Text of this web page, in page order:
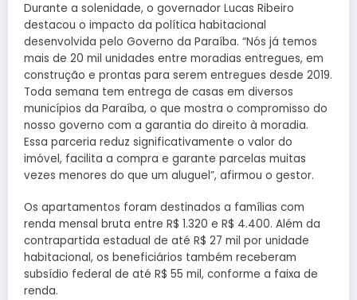
Durante a solenidade, o governador Lucas Ribeiro
destacou o impacto da política habitacional
desenvolvida pelo Governo da Paraíba. “Nós já temos
mais de 20 mil unidades entre moradias entregues, em
construção e prontas para serem entregues desde 2019.
Toda semana tem entrega de casas em diversos
municípios da Paraíba, o que mostra o compromisso do
nosso governo com a garantia do direito à moradia.
Essa parceria reduz significativamente o valor do
imóvel, facilita a compra e garante parcelas muitas
vezes menores do que um aluguel”, afirmou o gestor.
Os apartamentos foram destinados a famílias com
renda mensal bruta entre R$ 1.320 e R$ 4.400. Além da
contrapartida estadual de até R$ 27 mil por unidade
habitacional, os beneficiários também receberam
subsídio federal de até R$ 55 mil, conforme a faixa de
renda.